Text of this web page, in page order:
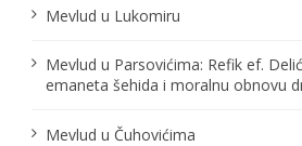
Mevlud u Lukomiru
Mevlud u Parsovićima: Refik ef.
emaneta šehida i moralnu obnovu
Mevlud u Čuhovićima